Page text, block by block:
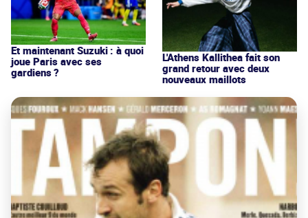
Et maintenant Suzuki : à quoi
joue Paris avec ses
gardiens ?
L'Athens Kallithea fait son
grand retour avec deux
nouveaux maillots